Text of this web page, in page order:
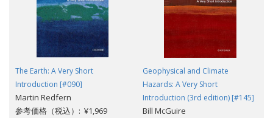
The Earth: A Very Short
Introduction [#090]
Martin Redfern
参考価格（税込）: ¥1,969
Geophysical and Climate
Hazards: A Very Short
Introduction (3rd edition) [#145]
Bill McGuire